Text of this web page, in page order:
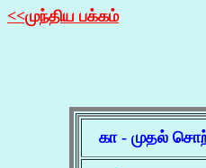
<<முந்திய பக்கம்
கா - முதல்